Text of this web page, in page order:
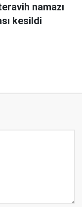
namazı
kesildi